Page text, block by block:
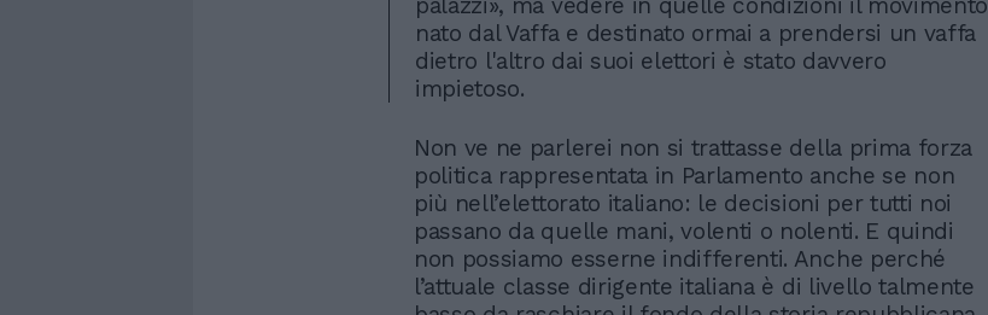
palazzi», ma vedere in quelle condizioni il movimento
nato dal Vaffa e destinato ormai a prendersi un vaffa
dietro l'altro dai suoi elettori è stato davvero
impietoso.
Non ve ne parlerei non si trattasse della prima forza
politica rappresentata in Parlamento anche se non
più nell’elettorato italiano: le decisioni per tutti noi
passano da quelle mani, volenti o nolenti. E quindi
non possiamo esserne indifferenti. Anche perché
l’attuale classe dirigente italiana è di livello talmente
americana